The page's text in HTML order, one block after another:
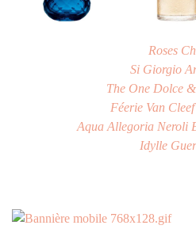
Roses
Si Giorgio
The One Dolce
Féerie Van
Aqua Allegoria Neroli
Idylle